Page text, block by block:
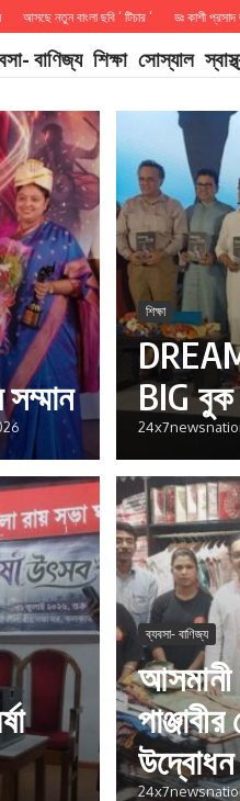
বাংলা ছবি ‘ টিচার ‘ ডঃ কাশী প্রসাদ
বাণিজ্য শিক্ষা সোস্যাল
শিক্ষা
BIG বুক
ব্যবসা- বাণিজ্য
আসমানী
উদ্বোধন